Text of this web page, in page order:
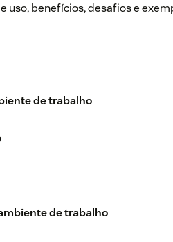
uso, benefícios, desafios e
de trabalho
de trabalho